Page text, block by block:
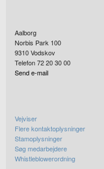
Aalborg
Norbis Park 100
9310Vodskov
Telefon 72 20 30 00
Send e-mail
Vejviser
Flere kontaktoplysninger
Stamoplysninger
Søg medarbejdere
Whistleblowerordning